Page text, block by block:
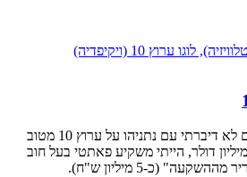
ארנון מילצ'ן בעדותו: "מעולם לא דיברתי עם נתניהו על ערוץ 10 מטוב
ועד רע. הפסדתי בערוץ 50 מיליון דולר, הייתי משקיע פאתטי בעל חוב
פאסיבי ומכרתי את זה בשבריר מההשקעה" (כ-5 מיליון ש"ח).